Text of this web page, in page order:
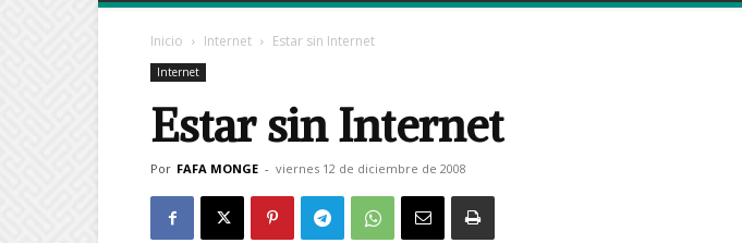
Inicio Internet Estar sin Internet
Internet
Estar sin Internet
Por FAFA MONGE - viernes 12 de diciembre de 2008